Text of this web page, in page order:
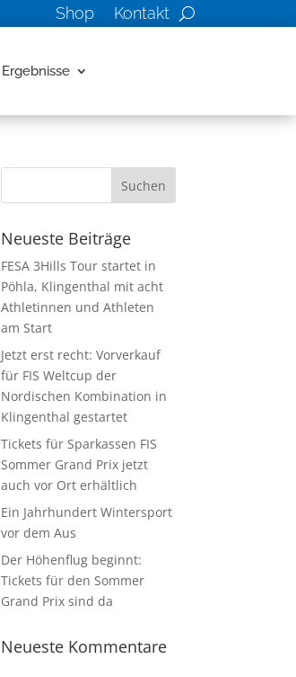
Shop Kontakt
Ergebnisse
Neueste Beiträge
FESA 3Hills Tour startet in
Pöhla, Klingenthal mit acht
Athletinnen und Athleten
am Start
Jetzt erst recht: Vorverkauf
für FIS Weltcup der
Nordischen Kombination in
Klingenthal gestartet
Tickets für Sparkassen FIS
Sommer Grand Prix jetzt
auch vor Ort erhältlich
Ein Jahrhundert Wintersport
vor dem Aus
Der Höhenflug beginnt:
Tickets für den Sommer
Grand Prix sind da
Neueste Kommentare